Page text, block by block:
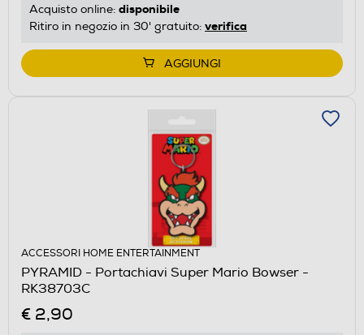
Acquisto online: disponibile
Ritiro in negozio in 30' gratuito: verifica
AGGIUNGI
ACCESSORI HOME ENTERTAINMENT
PYRAMID - Portachiavi Super Mario Bowser -
RK38703C
€ 2,90